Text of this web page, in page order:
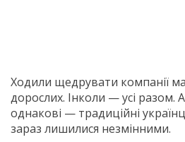
Ходили щедрувати компанії
дорослих. Інколи — усі разом. А,
однакові — традиційні
зараз лишилися незмінними.